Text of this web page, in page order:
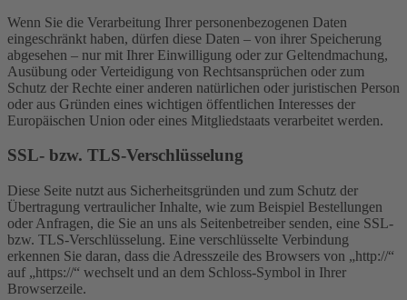
Wenn Sie die Verarbeitung Ihrer personenbezogenen Daten
eingeschränkt haben, dürfen diese Daten – von ihrer Speicherung
abgesehen – nur mit Ihrer Einwilligung oder zur Geltendmachung,
Ausübung oder Verteidigung von Rechtsansprüchen oder zum
Schutz der Rechte einer anderen natürlichen oder juristischen Person
oder aus Gründen eines wichtigen öffentlichen Interesses der
Europäischen Union oder eines Mitgliedstaats verarbeitet werden.
SSL- bzw. TLS-Verschlüsselung
Diese Seite nutzt aus Sicherheitsgründen und zum Schutz der
Übertragung vertraulicher Inhalte, wie zum Beispiel Bestellungen
oder Anfragen, die Sie an uns als Seitenbetreiber senden, eine SSL-
bzw. TLS-Verschlüsselung. Eine verschlüsselte Verbindung
erkennen Sie daran, dass die Adresszeile des Browsers von „http://“
auf „https://“ wechselt und an dem Schloss-Symbol in Ihrer
Browserzeile.